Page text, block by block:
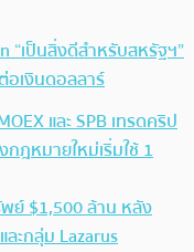
“เป็นสิ่งดีสำหรับสหรัฐฯ”
อเงินดอลลาร์
และ SPB เทรดคริป
ฎหมายใหม่เริ่มใช้ 1
ย์ $1,500 ล้าน หลัง
ะกลุ่ม Lazarus